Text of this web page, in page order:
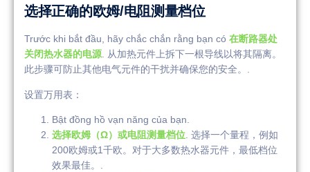
选择正确的欧姆/电阻测量档位
Trước khi bắt đầu, hãy chắc chắn rằng bạn có 在断路器处
关闭热水器的电源. 从加热元件上拆下一根导线以将其隔离。
此步骤可防止其他电气元件的干扰并确保您的安全。.
设置万用表：
Bật đồng hồ vạn năng của bạn.
选择欧姆（Ω）或电阻测量档位. 选择一个量程，例如
200欧姆或1千欧。对于大多数热水器元件，最低档位
效果最佳。.